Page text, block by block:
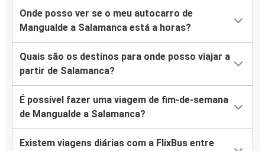
Onde posso ver se o meu autocarro de
Mangualde a Salamanca está a horas?
Quais são os destinos para onde posso viajar a
partir de Salamanca?
É possível fazer uma viagem de fim-de-semana
de Mangualde a Salamanca?
Existem viagens diárias com a FlixBus entre